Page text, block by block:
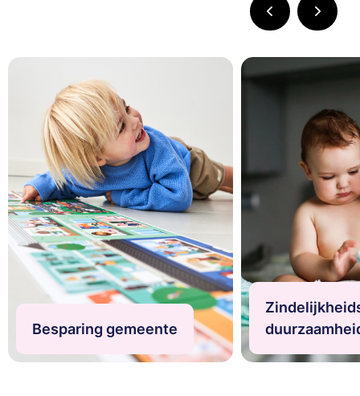
Zindelijkheidstraining en duurzaamheid
Zindelijkheidstraining en duurzaamheid
Besparing gemeente